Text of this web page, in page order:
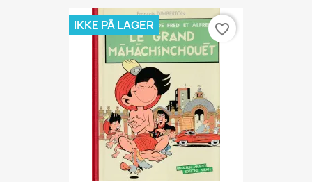
IKKE PÅ LAGER favorite_border